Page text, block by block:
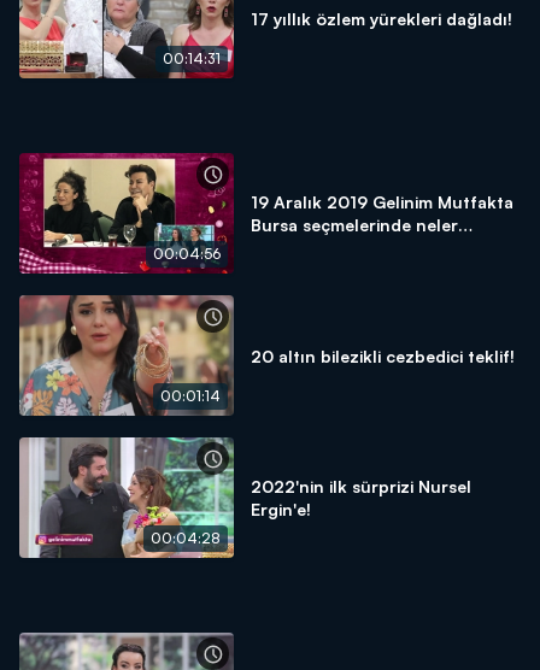
00:14:31
17 yıllık özlem yürekleri dağladı!
00:04:56
19 Aralık 2019 Gelinim Mutfakta
Bursa seçmelerinde neler
00:01:14
20 altın bilezikli cezbedici teklif!
00:04:28
2022'nin ilk sürprizi Nursel
Ergin'e!